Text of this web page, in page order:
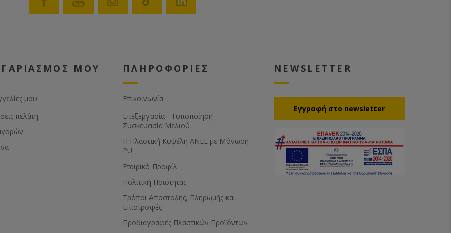
ΜΟΥ
μου
πελάτη
ΠΛΗΡΟΦΟΡΙΕΣ
Επικοινωνία
Επεξεργασία - Τυποποίηση -
Συσκευασία Μελιού
Η Πλαστική Κυψέλη ANEL με Μόνωση
PU
Εταιρικό Προφίλ
Πολιτική Ποιότητας
Τρόποι Αποστολής, Πληρωμής και
Επιστροφές
Προδιαγραφές Πλαστικών Προϊόντων
NEWSLETTER
Eγγραφή στο newsletter